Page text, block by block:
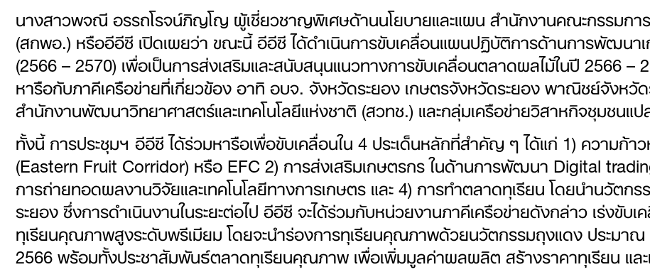
นางสาวพจณี อรรถโรจน์ภิญโญ ผู้เชี่ยวชาญพิเศษด้านนโยบายและแผน สำนักงานคณะกรรมก
(สกพอ.) หรืออีอีซี เปิดเผยว่า ขณะนี้ อีอีซี ได้ดำเนินการขับเคลื่อนแผนปฏิบัติการด้านการพัฒน
(2566 – 2570) เพื่อเป็นการส่งเสริมและสนับสนุนแนวทางการขับเคลื่อนตลาดผลไม้ในปี 2566 –
หารือกับภาคีเครือข่ายที่เกี่ยวข้อง อาทิ อบจ. จังหวัดระยอง เกษตรจังหวัดระยอง พาณิชย์จังห
สำนักงานพัฒนาวิทยาศาสตร์และเทคโนโลยีแห่งชาติ (สวทช.) และกลุ่มเครือข่ายวิสาหกิจชุมชนแ
ทั้งนี้ การประชุมฯ อีอีซี ได้ร่วมหารือเพื่อขับเคลื่อนใน 4 ประเด็นหลักที่สำคัญ ๆ ได้แก่ 1) ความก้า
(Eastern Fruit Corridor) หรือ EFC 2) การส่งเสริมเกษตรกร ในด้านการพัฒนา Digital
การถ่ายทอดผลงานวิจัยและเทคโนโลยีทางการเกษตร และ 4) การทำตลาดทุเรียน โดยนำนวัตก
ระยอง ซึ่งการดำเนินงานในระยะต่อไป อีอีซี จะได้ร่วมกับหน่วยงานภาคีเครือข่ายดังกล่าว เร่งขั
ทุเรียนคุณภาพสูงระดับพรีเมียม โดยจะนำร่องการทุเรียนคุณภาพด้วยนวัตกรรมถุงแดง ประม
2566 พร้อมทั้งประชาสัมพันธ์ตลาดทุเรียนคุณภาพ เพื่อเพิ่มมูลค่าผลผลิต สร้างราคาทุเรียน และ